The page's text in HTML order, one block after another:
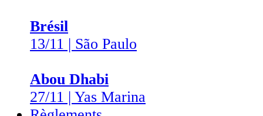
Brésil
13/11 | São Paulo
Abou Dhabi
27/11 | Yas Marina